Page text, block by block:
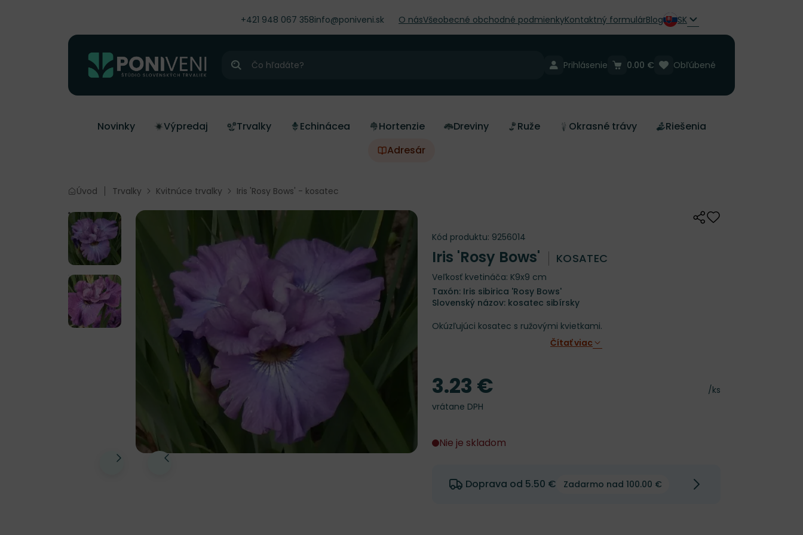
+421 948 067 358info@poniveni.sk O násVšeobecné obchodné podmienkyKontaktný formulárBlog SK
Hľadať
Prihlásenie Obľúbené
0.00 €
Novinky Výpredaj Trvalky Echinácea Hortenzie Dreviny Ruže Okrasné trávy
Riešenia
Adresár
Úvod Trvalky Kvitnúce trvalky Iris 'Rosy Bows' - kosatec
ZdieľaťOdober do
Kód produktu: 9256014
Iris 'Rosy Bows' KOSATEC
Veľkosť kvetináča: K9x9 cm
Taxón: Iris sibirica 'Rosy Bows'
Slovenský názov: kosatec sibírsky
Okúzľujúci kosatec s ružovými kvietkami.
Čítať viac
Cena za kus
/ks
Cena
3.23 €
vrátane DPH
Nie je skladom
Doprava od 5.50 € Zadarmo nad 100.00 €